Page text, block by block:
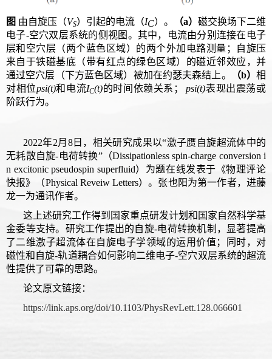
图 由自旋压（VS）引起的电流（IC）。 （a） 磁交换场下二维
电子-空穴双层系统的侧视图。其中，电流由分别连接在电子
层和空穴层（两个蓝色区域）的两个外加电路测量；自旋压
来自于铁磁基底（带有红点的绿色区域）的磁近邻效应，并
通过空穴层（下方蓝色区域）被加在约瑟夫森结上。
（b）相
对相位psi(t)和电流IC(t)的时间依赖关系； psi(t)表现出震荡或
阶跃行为。
2022年2月 8日，相关研究成果以“激子赝自旋超流体中的
无耗散自旋-电荷转换”（Dissipationless spin-charge conversion i
n excitonic pseudospin superfluid）为题在线发表于《物理评论
快报》（Physical Reveiw Letters）。张也阳为第一作者，进藤
龙一为通讯作者。
这上述研究工作得到国家重点研发计划和国家自然科学基
金委等支持。研究工作提出的自旋-电荷转换机制，显著提高
了二维激子超流体在自旋电子学领域的运用价值；同时，对
磁性和自旋-轨道耦合如何影响二维电子-空穴双层系统的超流
性提供了可靠的思路。
论文原文链接：
https://link.aps.org/doi/10.1103/PhysRevLett.128.066601